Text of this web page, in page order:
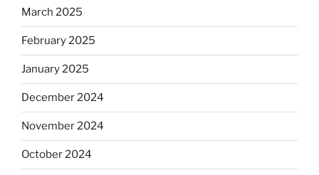
March 2025
February 2025
January 2025
December 2024
November 2024
October 2024